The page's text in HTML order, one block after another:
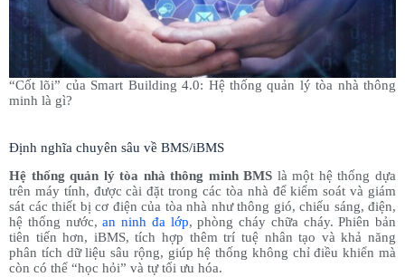
“Cốt lõi” của Smart Building 4.0: Hệ thống quản lý tòa nhà thông
minh là gì?
Định nghĩa chuyên sâu về BMS/iBMS
Hệ thống quản lý tòa nhà thông minh BMS là một hệ thống dựa
trên máy tính, được cài đặt trong các tòa nhà để kiểm soát và giám
sát các thiết bị cơ điện của tòa nhà như thông gió, chiếu sáng, điện,
hệ thống nước,an ninh đa lớp, phòng cháy chữa cháy. Phiên bản
tiên tiến hơn, iBMS, tích hợp thêm trí tuệ nhân tạo và khả năng
phân tích dữ liệu sâu rộng, giúp hệ thống không chỉ điều khiển mà
còn có thể “học hỏi” và tự tối ưu hóa.